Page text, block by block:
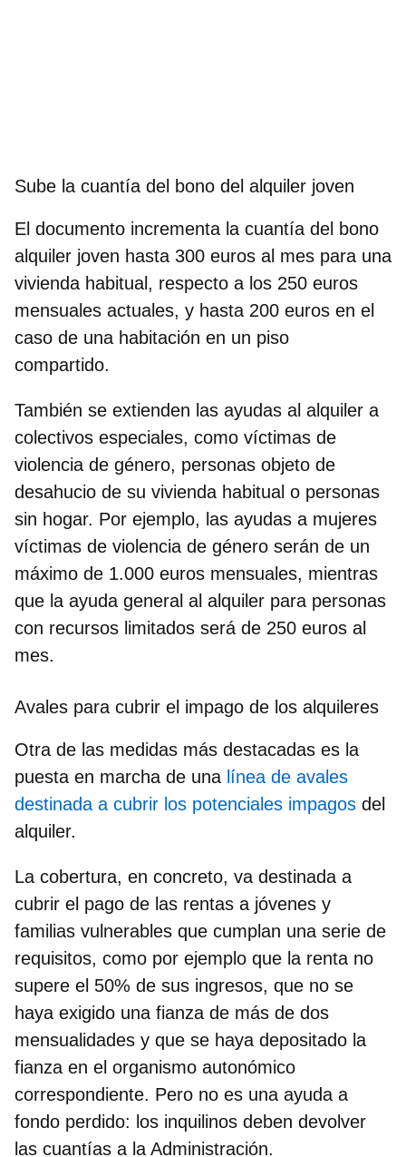
Sube la cuantía del bono del alquiler joven
El documento incrementa la cuantía del bono
alquiler joven hasta 300 euros al mes para una
vivienda habitual, respecto a los 250 euros
mensuales actuales, y hasta 200 euros en el
caso de una habitación en un piso
compartido.
También se extienden las ayudas al alquiler a
colectivos especiales, como víctimas de
violencia de género, personas objeto de
desahucio de su vivienda habitual o personas
sin hogar. Por ejemplo, las ayudas a mujeres
víctimas de violencia de género serán de un
máximo de 1.000 euros mensuales, mientras
que la ayuda general al alquiler para personas
con recursos limitados será de 250 euros al
mes.
Avales para cubrir el impago de los alquileres
Otra de las medidas más destacadas es la
puesta en marcha de una línea de avales
destinada a cubrir los potenciales impagos del
alquiler.
La cobertura, en concreto, va destinada a
cubrir el pago de las rentas a jóvenes y
familias vulnerables que cumplan una serie de
requisitos, como por ejemplo que la renta no
supere el 50% de sus ingresos, que no se
haya exigido una fianza de más de dos
mensualidades y que se haya depositado la
fianza en el organismo autonómico
correspondiente. Pero no es una ayuda a
fondo perdido: los inquilinos deben devolver
las cuantías a la Administración.